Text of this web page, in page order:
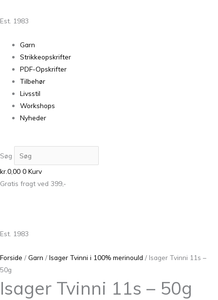
Est. 1983
Garn
Strikkeopskrifter
PDF-Opskrifter
Tilbehør
Livsstil
Workshops
Nyheder
Søg
kr.0,00 0 Kurv
Gratis fragt ved 399,-
Est. 1983
Forside / Garn / Isager Tvinni i 100% merinould / Isager Tvinni 11s –
50g
Isager Tvinni 11s – 50g